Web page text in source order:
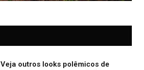
Veja outros looks polêmicos de